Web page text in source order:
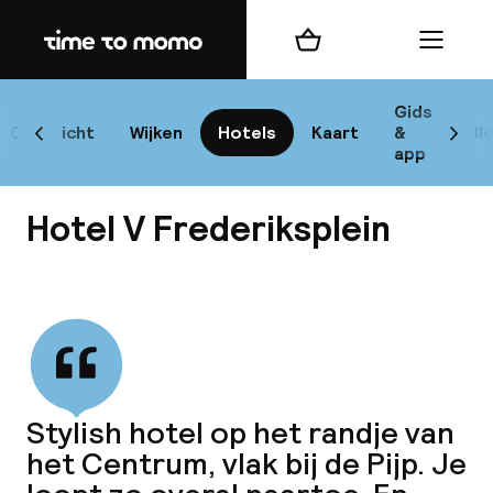
Home
Overzicht Wijken Hotels Kaart
Gids
&
app
Scroll naar links
Winkelmand Menu
Hotel V Frederiksplein
Stylish hotel op het randje van
het Centrum, vlak bij de Pijp. Je